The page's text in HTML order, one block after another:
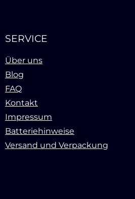
SERVICE
Über uns
Blog
FAQ
Kontakt
Impressum
Batteriehinweise
Versand und Verpackung